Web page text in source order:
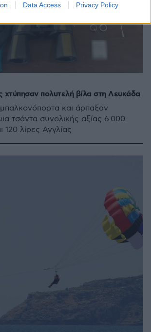
Data Access Privacy Policy
χτύπησαν πολυτελή βίλα στη Λευκάδα
και άρπαξαν
τσάντα συνολικής αξίας 6.000
λίρες Αγγλίας